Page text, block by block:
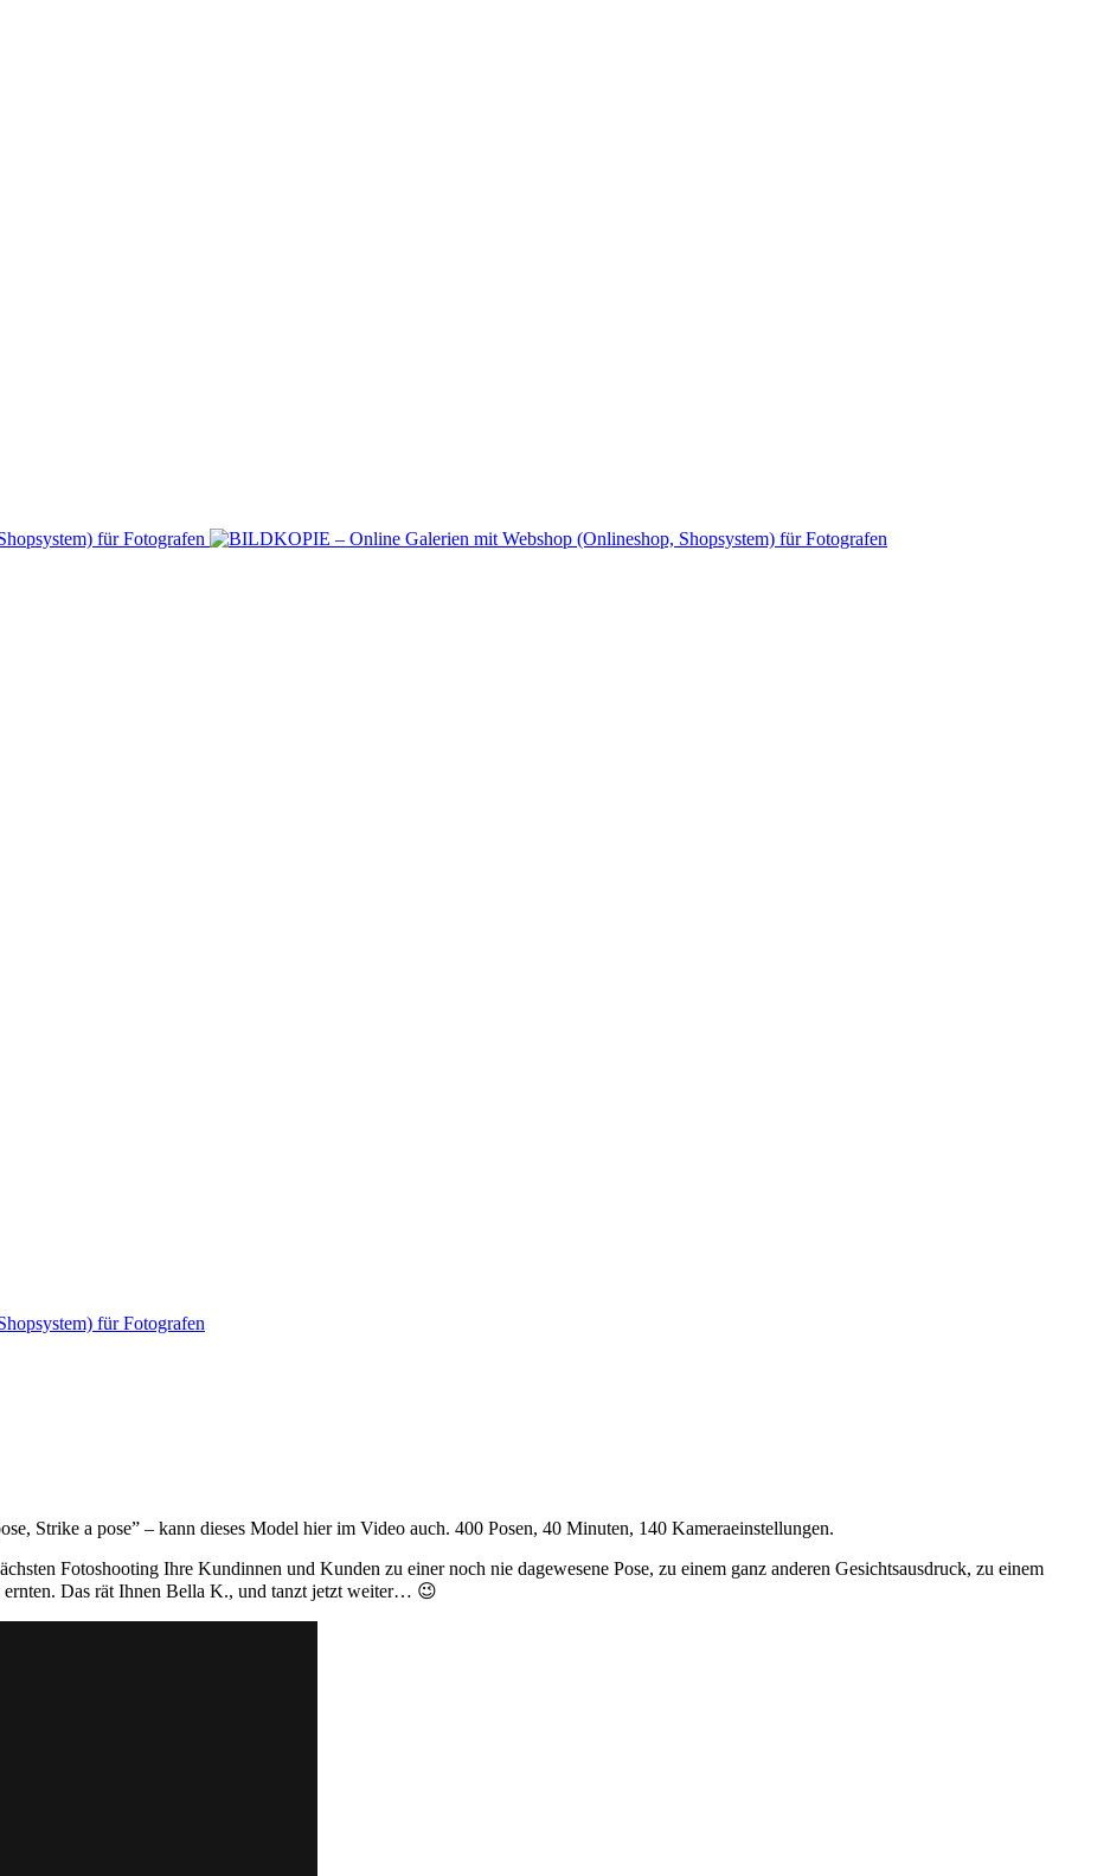
Strike a pose” – kann dieses Model hier im Video auch. 400 Posen, 40 Minuten, 140 Kameraeinstellungen.
Fotoshooting Ihre Kundinnen und Kunden zu einer noch nie dagewesene Pose, zu einem ganz anderen Gesichtsausdruck, zu einem
ernten. Das rät Ihnen Bella K., und tanzt jetzt weiter… 😉